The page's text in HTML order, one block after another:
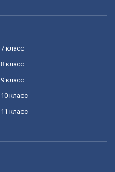
7 класс
8 класс
9 класс
10 класс
11 класс